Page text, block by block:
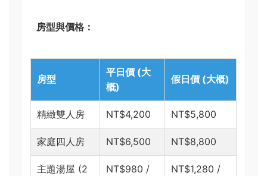
房型與價格：
房型
平日價 (大
概)
假日價 (大概)
精緻雙人房 NT$4,200 NT$5,800
家庭四人房 NT$6,500 NT$8,800
主題湯屋 (2
NT$980 /
NT$1,280 /